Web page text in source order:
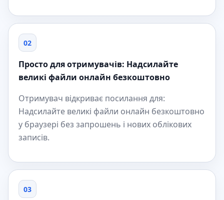
02
Просто для отримувачів: Надсилайте
великі файли онлайн безкоштовно
Отримувач відкриває посилання для:
Надсилайте великі файли онлайн безкоштовно
у браузері без запрошень і нових облікових
записів.
03